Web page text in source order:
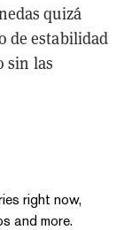
quizá
de estabilidad
sin las
right now,
and more.